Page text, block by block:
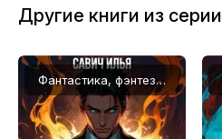
Другие книги из серии
Фантастика, фэнтези, Попаданцы